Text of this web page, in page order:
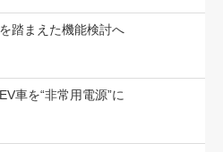
踏まえた機能検討へ
車を“非常用電源”に